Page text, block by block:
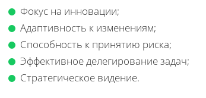
Фокус на инновации;
Адаптивность к изменениям;
Способность к принятию риска;
Эффективное делегирование задач;
Стратегическое видение.